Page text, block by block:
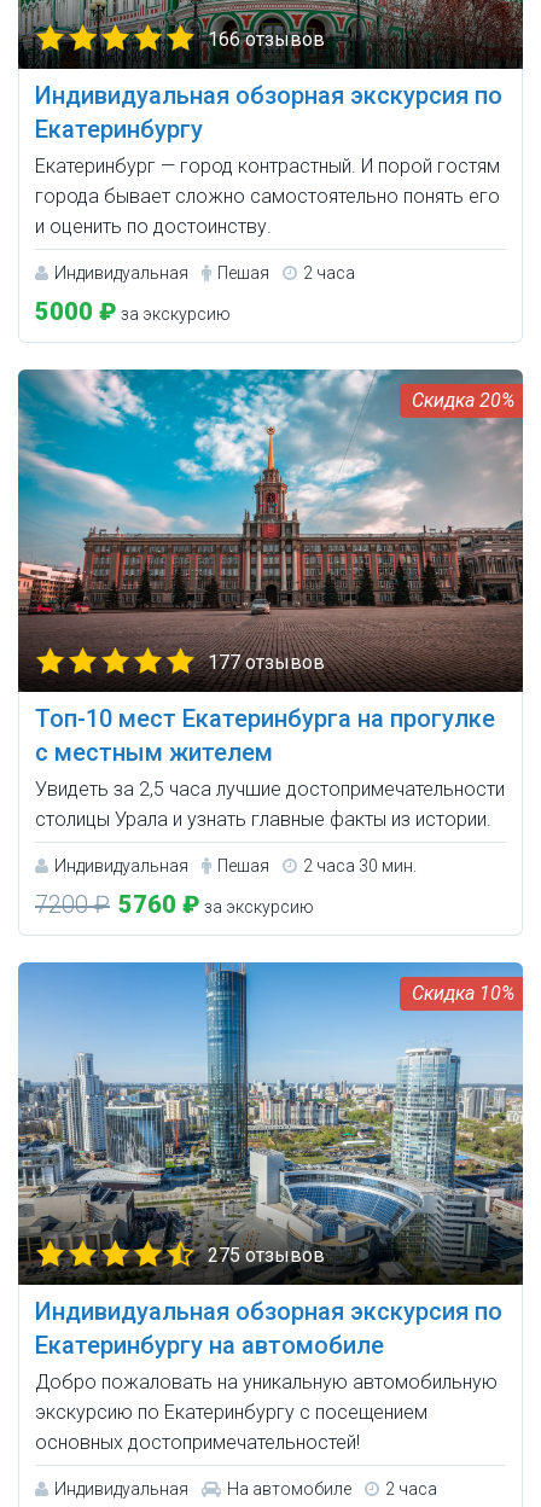
166 отзывов
Индивидуальная обзорная экскурсия по
Екатеринбургу
Екатеринбург — город контрастный. И порой гостям
города бывает сложно самостоятельно понять его
и оценить по достоинству.
Индивидуальная Пешая 2 часа
5000 ₽ за экскурсию
20%
177 отзывов
Топ-10 мест Екатеринбурга на прогулке
с местным жителем
Увидеть за 2,5 часа лучшие достопримечательности
столицы Урала и узнать главные факты из истории.
Индивидуальная Пешая 2 часа 30 мин.
7200 ₽ 5760 ₽ за экскурсию
10%
275 отзывов
Индивидуальная обзорная экскурсия по
Екатеринбургу на автомобиле
Добро пожаловать на уникальную автомобильную
экскурсию по Екатеринбургу с посещением
основных достопримечательностей!
Индивидуальная На автомобиле 2 часа